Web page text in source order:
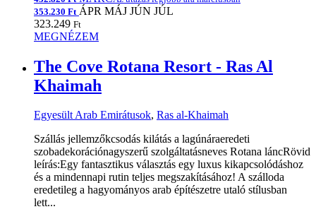
353.230 Ft ÁPR MÁJ JÚN JÚL
323.249 Ft
MEGNÉZEM
The Cove Rotana Resort - Ras Al
Khaimah
Egyesült Arab Emirátusok, Ras al-Khaimah
Szállás jellemzőkcsodás kilátás a lagúnáraeredeti
szobadekorációnagyszerű szolgáltatásneves Rotana láncRövid
leírás:Egy fantasztikus választás egy luxus kikapcsolódáshoz
és a mindennapi rutin teljes megszakításához! A szálloda
eredetileg a hagyományos arab építészetre utaló stílusban
lett...